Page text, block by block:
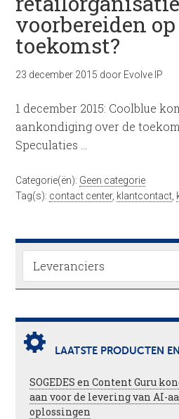
voorbereiden op
toekomst?
23 december 2015 door Evolve IP
1 december 2015: Coolblue
aankondiging over de
Speculaties …
Categorie(ën): Geen categorie
Tag(s): contact center, klantcontact
LAATSTE PRODUCTEN
SOGEDES en Content Guru
aan voor de levering van AI-
oplossingen